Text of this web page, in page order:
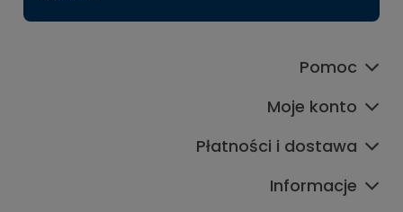
Pomoc
Moje konto
Płatności i dostawa
Informacje